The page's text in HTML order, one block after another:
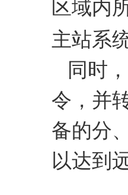
区域内
主站系
同时
令，并
备的分
以达到